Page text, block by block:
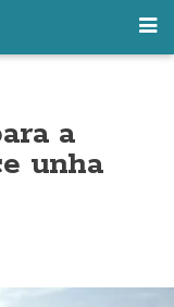
a
unha